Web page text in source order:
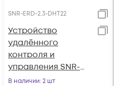
SNR-ERD-2.3-DHT22
Устройство
удалённого
контроля и
управления SNR-
ERD-2.3-DHT22 с
В наличии: 2 шт